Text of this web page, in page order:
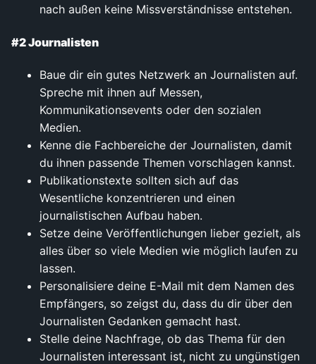
nach außen keine Missverständnisse entstehen.
#2 Journalisten
Baue dir ein gutes Netzwerk an Journalisten auf.
Spreche mit ihnen auf Messen,
Kommunikationsevents oder den sozialen
Medien.
Kenne die Fachbereiche der Journalisten, damit
du ihnen passende Themen vorschlagen kannst.
Publikationstexte sollten sich auf das
Wesentliche konzentrieren und einen
journalistischen Aufbau haben.
Setze deine Veröffentlichungen lieber gezielt, als
alles über so viele Medien wie möglich laufen zu
lassen.
Personalisiere deine E-Mail mit dem Namen des
Empfängers, so zeigst du, dass du dir über den
Journalisten Gedanken gemacht hast.
Stelle deine Nachfrage, ob das Thema für den
Journalisten interessant ist, nicht zu ungünstigen